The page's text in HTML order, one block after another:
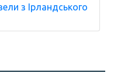
з Ірландського